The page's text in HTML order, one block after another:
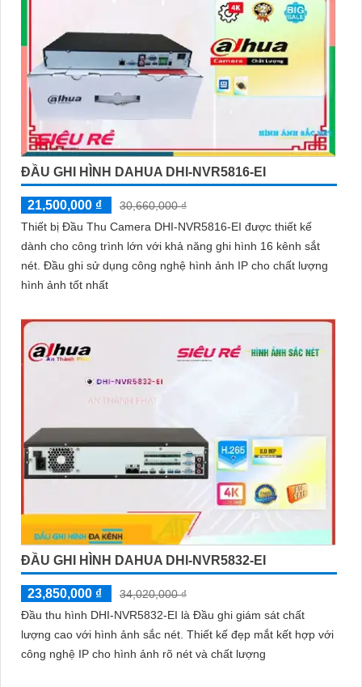
ĐẦU GHI HÌNH DAHUA DHI-NVR5816-EI
21,500,000 ₫
30,660,000 ₫
Thiết bị Đầu Thu Camera DHI-NVR5816-EI được thiết kế
dành cho công trình lớn với khả năng ghi hình 16 kênh sắt
nét. Đầu ghi sử dụng công nghệ hình ảnh IP cho chất lượng
hình ảnh tốt nhất
ĐẦU GHI HÌNH DAHUA DHI-NVR5832-EI
23,850,000 ₫
34,020,000 ₫
Đầu thu hình DHI-NVR5832-EI là Đầu ghi giám sát chất
lượng cao với hình ảnh sắc nét. Thiết kế đẹp mắt kết hợp với
công nghệ IP cho hình ảnh rõ nét và chất lượng